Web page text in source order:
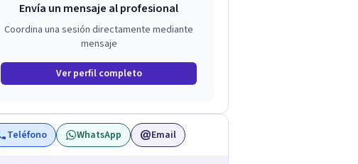
Envía un mensaje al profesional
Coordina una sesión directamente mediante
mensaje
Ver perfil completo
Teléfono WhatsApp Email